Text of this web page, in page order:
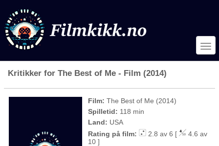
Kritikker for The Best of Me - Film (2014)
Film: The Best of Me (2014)
Spilletid: 118 min
Land: USA
Rating på film:
2.8 av 6 [
4.6 av
10 ]